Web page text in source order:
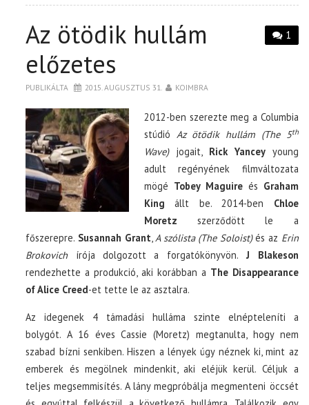
1
Az ötödik hullám
előzetes
PUBLIKÁLTA 2015. AUGUSZTUS 31. KOIMBRA
2012-ben szerezte meg a Columbia
stúdió Az ötödik hullám (The 5th
Wave)jogait, Rick Yanceyyoung
adult regényének filmváltozata
mögé Tobey Maguireés Graham
King állt be. 2014-ben Chloe
Moretz szerződött le a
főszerepre. Susannah Grant,A szólista (The Soloist)és az Erin
Brokovichírója dolgozott a forgatókönyvön. J Blakeson
rendezhette a produkció, aki korábban a The Disappearance
of Alice Creed-et tette le az asztalra.
Az idegenek 4 támadási hulláma szinte elnépteleníti a
bolygót. A 16 éves Cassie (Moretz) megtanulta, hogy nem
szabad bízni senkiben. Hiszen a lények úgy néznek ki, mint az
emberek és megölnek mindenkit, aki eléjük kerül. Céljuk a
teljes megsemmisítés. A lány megpróbálja megmenteni öccsét